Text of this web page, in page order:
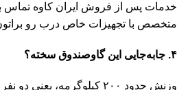
خدمات پس از فروش ایران کاوه تماس
متخصص با تجهیزات خاص درب رو
۴. جابه‌جایی این گاوصندوق سخته؟
وزنش حدود ۲۰۰ کیلوگرمه،